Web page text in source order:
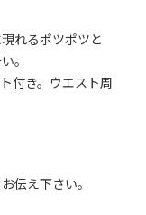
れるポツポツと
。
付き。ウエスト周
伝え下さい。